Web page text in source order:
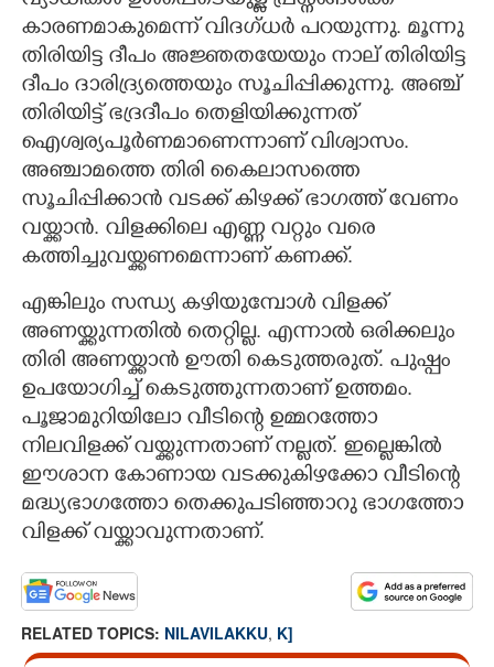
കാരണമാകുമെന്ന് വിദഗ്ധർ പറയുന്നു. മൂന്നു
തിരിയിട്ട ദീപം അജ്ഞതയേയും നാല് തിരിയിട്ട
ദീപം ദാരിദ്ര്യത്തെയും സൂചിപ്പിക്കുന്നു. അഞ്ച്
തിരിയിട്ട് ഭദ്രദീപം തെളിയിക്കുന്നത്
ഐശ്വര്യപൂര്‍ണമാണെന്നാണ് വിശ്വാസം.
അ‌ഞ്ചാമത്തെ തിരി കൈലാസത്തെ
സൂചിപ്പിക്കാൻ വടക്ക് കിഴക്ക് ഭാഗത്ത് വേണം
വയ്ക്കാൻ. വിളക്കിലെ എണ്ണ വറ്റും വരെ
കത്തിച്ചുവയ്ക്കണമെന്നാണ് കണക്ക്.
എങ്കിലും സന്ധ്യ കഴിയുമ്പോൾ വിളക്ക്
അണയ്ക്കുന്നതിൽ തെറ്റില്ല. എന്നാൽ ഒരിക്കലും
തിരി അണയ്ക്കാൻ ഊതി കെടുത്തരുത്. പുഷ്പം
ഉപയോഗിച്ച് കെടുത്തുന്നതാണ് ഉത്തമം.
പൂജാമുറിയിലോ വീടിന്റെ ഉമ്മറത്തോ
നിലവിളക്ക് വയ്ക്കുന്നതാണ് നല്ലത്. ഇല്ലെങ്കിൽ
ഈശാന കോണായ വടക്കുകിഴക്കോ വീടിന്റെ
മദ്ധ്യഭാഗത്തോ തെക്കുപടിഞ്ഞാറു ഭാഗത്തോ
വിളക്ക് വയ്ക്കാവുന്നതാണ്.
RELATED TOPICS: NILAVILAKKU, K]